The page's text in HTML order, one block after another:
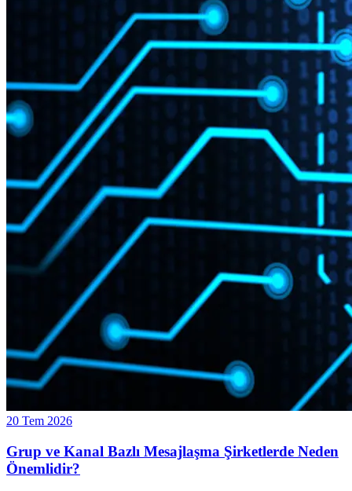
20 Tem 2026
Grup ve Kanal Bazlı Mesajlaşma Şirketlerde Neden
Önemlidir?